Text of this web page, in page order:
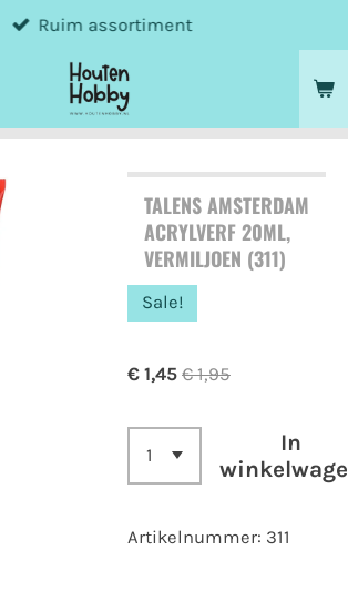
Ruim assortiment
TALENS AMSTERDAM
ACRYLVERF 20ML,
VERMILJOEN (311)
Sale!
€ 1,45 € 1,95
In
Artikelnummer: 311